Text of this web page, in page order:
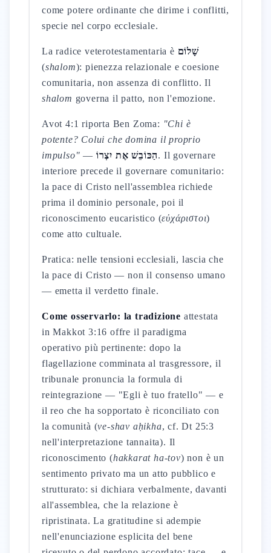
come potere ordinante che dirime i conflitti,
specie nel corpo ecclesiale.
La radice veterotestamentaria è שָׁלוֹם
(shalom): pienezza relazionale e coesione
comunitaria, non assenza di conflitto. Il
shalom governa il patto, non l'emozione.
Avot 4:1 riporta Ben Zoma: "Chi è
potente? Colui che domina il proprio
impulso" — הַכּוֹבֵשׁ אֶת יִצְרוֹ. Il governare
interiore precede il governare comunitario:
la pace di Cristo nell'assemblea richiede
prima il dominio personale, poi il
riconoscimento eucaristico (εὐχάριστοι)
come atto cultuale.
Pratica: nelle tensioni ecclesiali, lascia che
la pace di Cristo — non il consenso umano
— emetta il verdetto finale.
Come osservarlo: la tradizione attestata
in Makkot 3:16 offre il paradigma
operativo più pertinente: dopo la
flagellazione comminata al trasgressore, il
tribunale pronuncia la formula di
reintegrazione — "Egli è tuo fratello" — e
il reo che ha sopportato è riconciliato con
la comunità (ve-shav aḥikha, cf. Dt 25:3
nell'interpretazione tannaita). Il
riconoscimento (hakkarat ha-tov) non è un
sentimento privato ma un atto pubblico e
strutturato: si dichiara verbalmente, davanti
all'assemblea, che la relazione è
ripristinata. La gratitudine si adempie
nell'enunciazione esplicita del bene